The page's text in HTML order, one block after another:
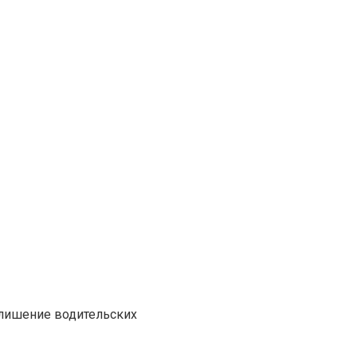
водительских